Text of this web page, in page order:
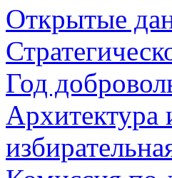
Открытые
Год
Архитектура